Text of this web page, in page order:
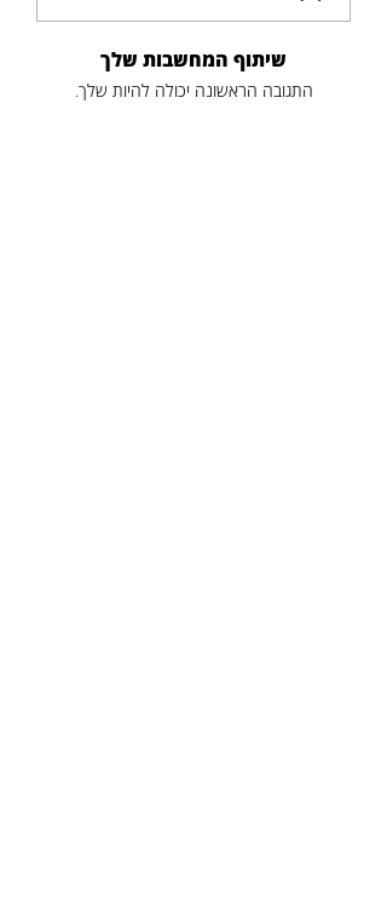
שיתוף המחשבות שלך
התגובה הראשונה יכולה להיות שלך.